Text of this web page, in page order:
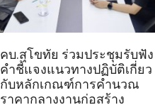
คบ.สุโขทัย ร่วมประชุมรับฟัง
คำชี้แจงแนวทางปฏิบัติเกี่ยว
กับหลักเกณฑ์การคำนวณ
ราคากลางงานก่อสร้าง